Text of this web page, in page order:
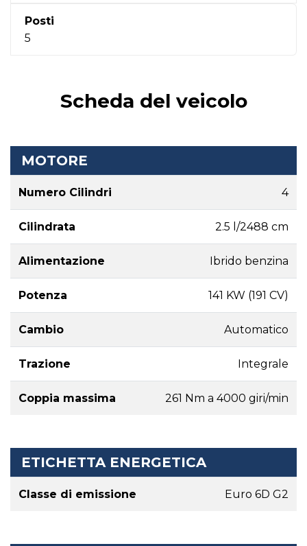
Posti
5
Scheda del veicolo
MOTORE
Numero Cilindri 4
Cilindrata 2.5 l/2488 cm
Alimentazione Ibrido benzina
Potenza 141 KW (191 CV)
Cambio Automatico
Trazione Integrale
Coppia massima 261 Nm a 4000 giri/min
ETICHETTA ENERGETICA
Classe di emissione Euro 6D G2